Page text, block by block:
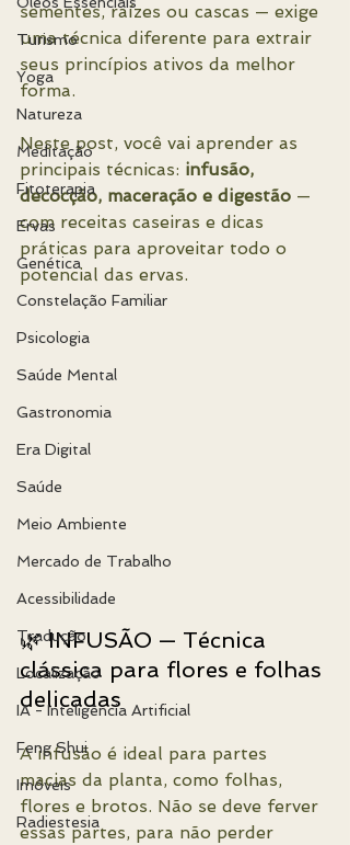
Turismo
Yoga
Natureza
Meditação
Fitoterapia
Ervas
Genética
Constelação Familiar
Psicologia
Saúde Mental
Gastronomia
Era Digital
Saúde
Meio Ambiente
Mercado de Trabalho
Acessibilidade
Tradução
Localização
IA - Inteligência Artificial
Feng Shui
Imóveis
Radiestesia
sementes, raízes ou cascas — exige
uma técnica diferente para extrair
seus princípios ativos da melhor
forma.
Neste post, você vai aprender as
principais técnicas: infusão,
decocção, maceração e digestão —
com receitas caseiras e dicas
práticas para aproveitar todo o
potencial das ervas.
🌿 INFUSÃO — Técnica
clássica para flores e folhas
delicadas
A infusão é ideal para partes
macias da planta, como folhas,
flores e brotos. Não se deve ferver
essas partes, para não perder